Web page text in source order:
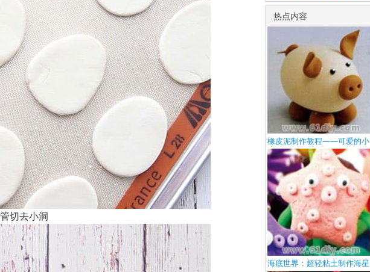
切去小洞
热点内容
橡皮泥制作教程——可爱的小
猪
海底世界：超轻粘土制作海星